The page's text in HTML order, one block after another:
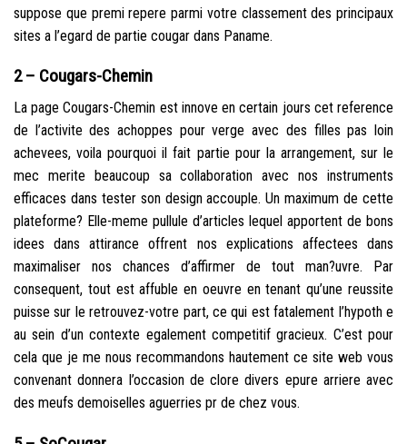
suppose que premi repere parmi votre classement des principaux
sites a l’egard de partie cougar dans Paname.
2 – Cougars-Chemin
La page Cougars-Chemin est innove en certain jours cet reference
de l’activite des achoppes pour verge avec des filles pas loin
achevees, voila pourquoi il fait partie pour la arrangement, sur le
mec merite beaucoup sa collaboration avec nos instruments
efficaces dans tester son design accouple. Un maximum de cette
plateforme? Elle-meme pullule d’articles lequel apportent de bons
idees dans attirance offrent nos explications affectees dans
maximaliser nos chances d’affirmer de tout man?uvre. Par
consequent, tout est affuble en oeuvre en tenant qu’une reussite
puisse sur le retrouvez-votre part, ce qui est fatalement l’hypoth e
au sein d’un contexte egalement competitif gracieux. C’est pour
cela que je me nous recommandons hautement ce site web vous
convenant donnera l’occasion de clore divers epure arriere avec
des meufs demoiselles aguerries pr de chez vous.